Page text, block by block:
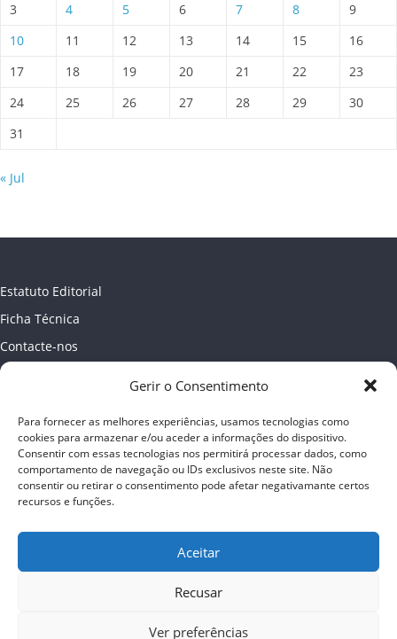
Gerir o Consentimento
Para fornecer as melhores experiências, usamos tecnologias como
cookies para armazenar e/ou aceder a informações do dispositivo.
Consentir com essas tecnologias nos permitirá processar dados, como
comportamento de navegação ou IDs exclusivos neste site. Não
consentir ou retirar o consentimento pode afetar negativamante certos
recursos e funções.
Aceitar
Recusar
Ver preferências
3
4 5 6 7 8
9
10
11 12 13 14 15
16
17
18 19 20 21 22
23
24
25 26 27 28 29
30
31
« Jul
Estatuto Editorial
Ficha Técnica
Contacte-nos
Newsletter
Publicidade